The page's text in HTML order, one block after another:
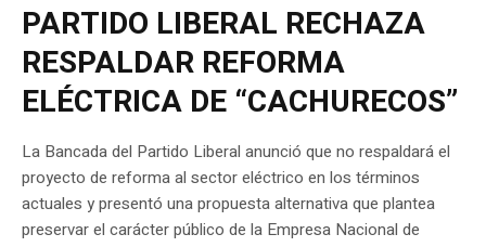
PARTIDO LIBERAL RECHAZA
RESPALDAR REFORMA
ELÉCTRICA DE “CACHURECOS”
La Bancada del Partido Liberal anunció que no respaldará el
proyecto de reforma al sector eléctrico en los términos
actuales y presentó una propuesta alternativa que plantea
preservar el carácter público de la Empresa Nacional de